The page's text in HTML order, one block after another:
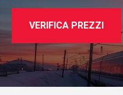
VERIFICA PREZZI